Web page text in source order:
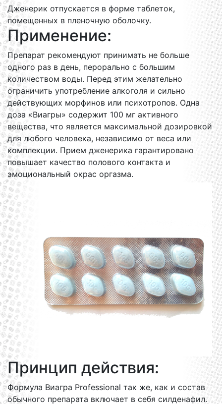
Дженерик отпускается в форме таблеток,
помещенных в пленочную оболочку.
Применение:
Препарат рекомендуют принимать не больше
одного раз в день, перорально с большим
количеством воды. Перед этим желательно
ограничить употребление алкоголя и сильно
действующих морфинов или психотропов. Одна
доза «Виагры» содержит 100 мг активного
вещества, что является максимальной дозировкой
для любого человека, независимо от веса или
комплекции. Прием дженерика гарантировано
повышает качество полового контакта и
эмоциональный окрас оргазма.
Принцип действия:
Формула Виагра Professional так же, как и состав
обычного препарата включает в себя силденафил.